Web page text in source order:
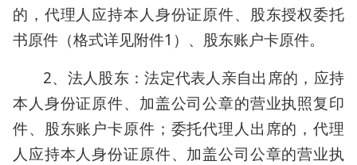
的，代理人应持本人身份证原件、股东授权委托
书原件（格式详见附件1）、股东账户卡原件。
2、法人股东：法定代表人亲自出席的，应持
本人身份证原件、加盖公司公章的营业执照复印
件、股东账户卡原件；委托代理人出席的，代理
人应持本人身份证原件、加盖公司公章的营业执